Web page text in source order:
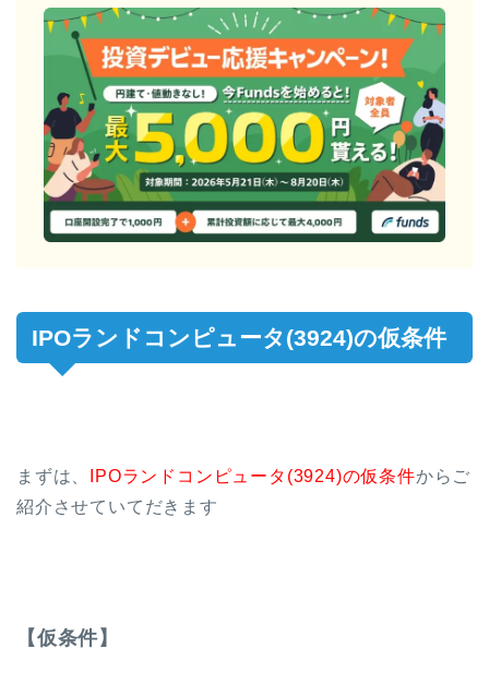
IPOランドコンピュータ(3924)の仮条件
まずは、 IPOランドコンピュータ(3924)の仮条件からご
紹介させていてだきます
【仮条件】